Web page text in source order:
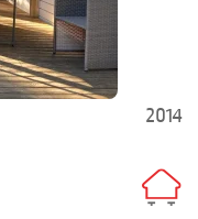
2014